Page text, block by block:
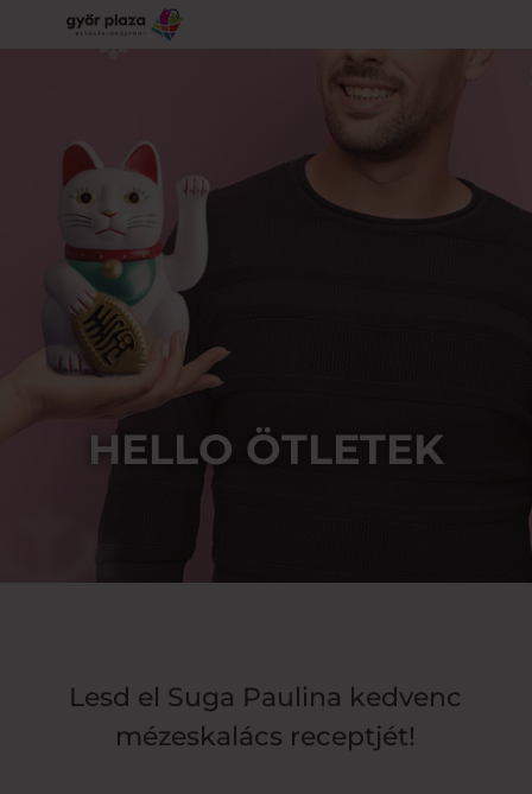
HELLO ÖTLETEK
Lesd el Suga Paulina kedvenc
mézeskalács receptjét!